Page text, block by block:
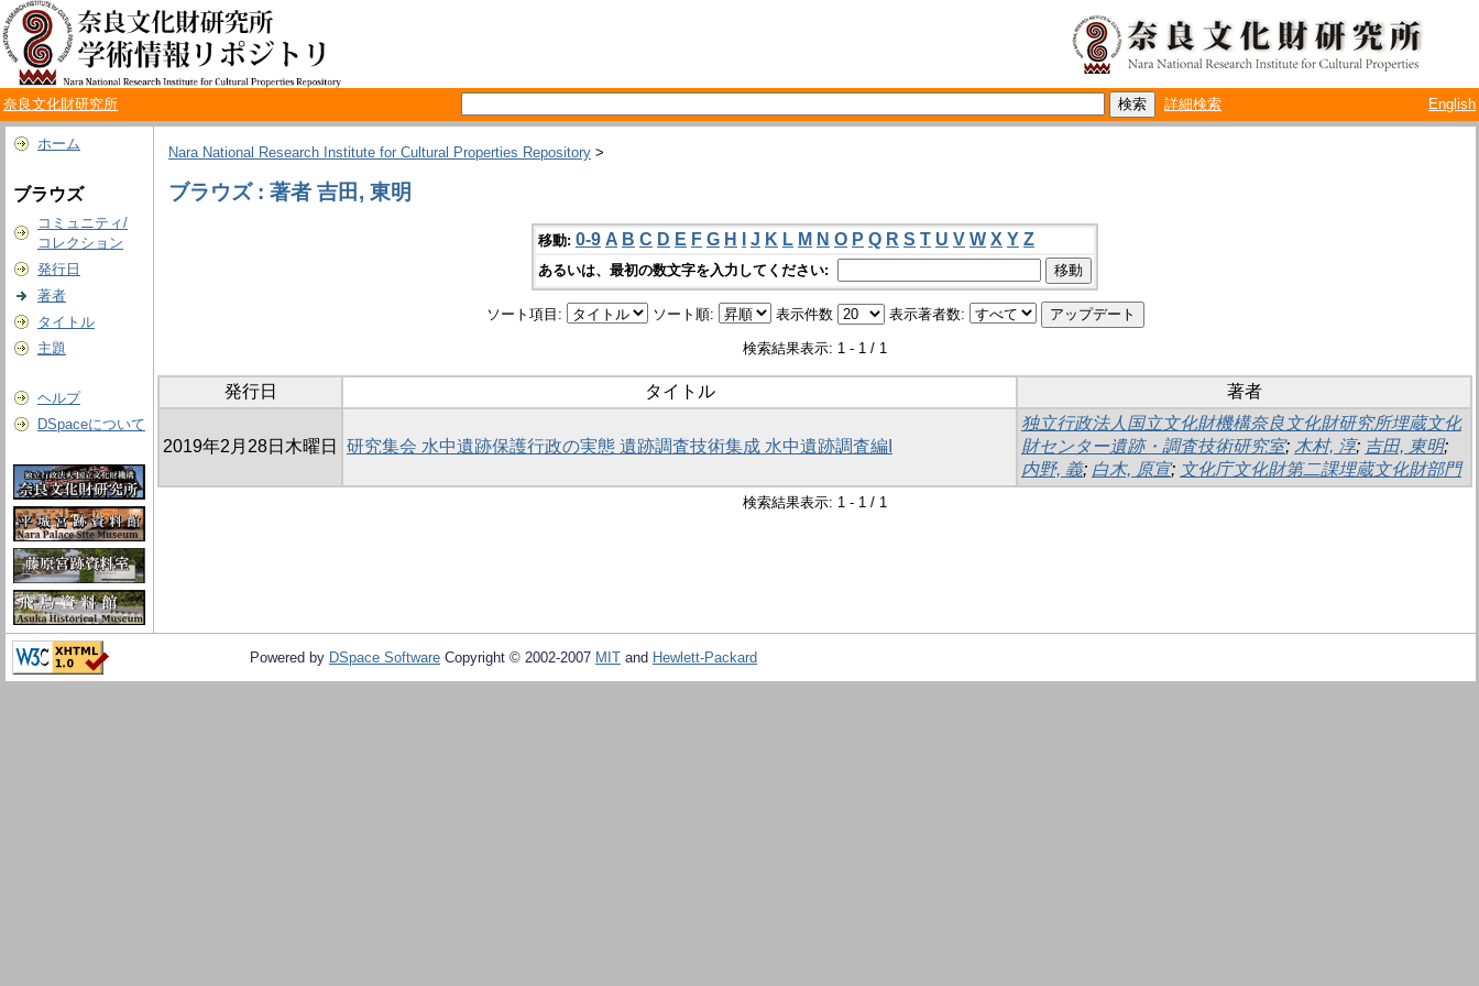
奈良文化財研究所 詳細検索 English
ホーム
ブラウズ
コミュニティ/
コレクション
発行日
著者
タイトル
主題
ヘルプ
DSpaceについて
Nara National Research Institute for Cultural Properties Repository >
ブラウズ : 著者 吉田, 東明
移動: 0-9 A B C D E F G H J K L M N O P Q R S T U V W X Y Z
あるいは、最初の数文字を入力してください:
ソート項目: ソート順: 表示件数 表示著者数:
検索結果表示: 1 - 1 / 1
発行日 タイトル 著者
2019年2月28日木曜日 研究集会 水中遺跡保護行政の実態 遺跡調査技術集成 水中遺跡調査編I
独立行政法人国立文化財機構奈良文化財研究所埋蔵文化
財センター遺跡・調査技術研究室; 木村, 淳; 吉田, 東明;
内野, 義; 白木, 原宣; 文化庁文化財第二課埋蔵文化財部門
検索結果表示: 1 - 1 / 1
Powered by DSpace Software Copyright © 2002-2007 MIT and Hewlett-Packard